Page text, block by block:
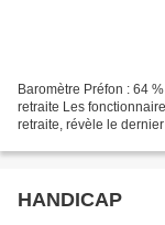
Baromètre Préfon : 64
retraite Les
retraite, révèle le
HANDICAP